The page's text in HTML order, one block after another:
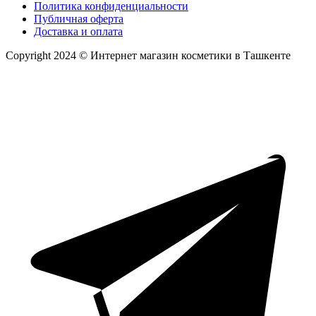
Политика конфиденциальности
Публичная оферта
Доставка и оплата
Copyright 2024 © Интернет магазин косметики в Ташкенте